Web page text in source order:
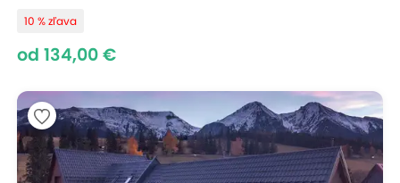
10 % zľava
od 134,00 €